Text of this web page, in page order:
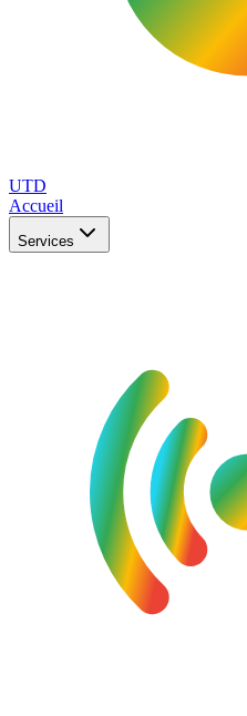
UTD
Accueil
Services